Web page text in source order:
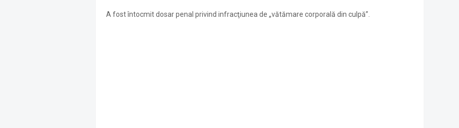
A fost întocmit dosar penal privind infracţiunea de „vătămare corporală din culpă”.